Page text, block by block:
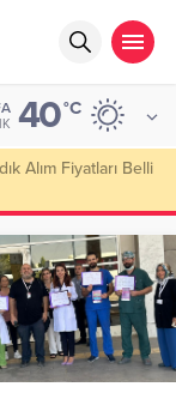
40°C
898 Kişiye Sıcak